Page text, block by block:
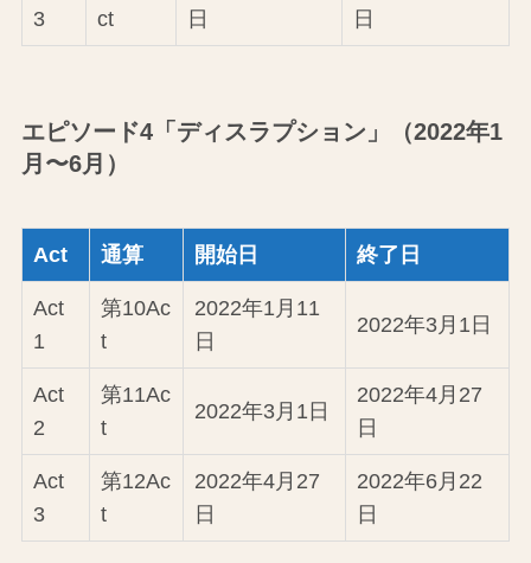
3
ct
日
日
エピソード4「ディスラプション」（2022年1
月〜6月）
Act 通算 開始日 終了日
Act
1
第10Ac
t
2022年1月11
日
2022年3月1日
Act
2
第11Ac
t
2022年3月1日
2022年4月27
日
Act
3
第12Ac
t
2022年4月27
日
2022年6月22
日